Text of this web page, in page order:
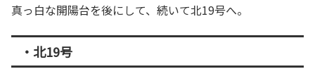
真っ白な開陽台を後にして、続いて北19号へ。
・北19号